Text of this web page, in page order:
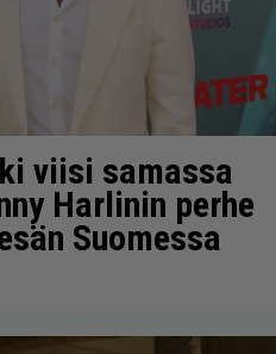
viisi samassa
Harlinin perhe
Suomessa